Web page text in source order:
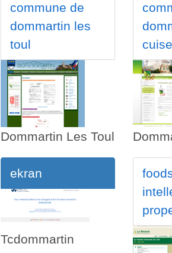
commune de
dommartin les
toul
Dommartin Les Toul
ekran
Tcdommartin